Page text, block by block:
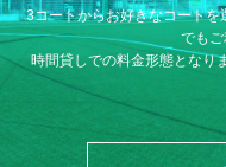
3コートからお好きなコート
でも
時間貸しでの料金形態となり